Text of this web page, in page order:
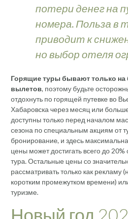
потери денег на
номера. Польза в
приводит к
но выбор отеля
Горящие туры бывают только
вылетов, поэтому будьте
отдохнуть по горящей путевке во
Хабаровска через месяц или
доступны только перед началом
сезона по специальным акциям от
бронирование, и здесь
цены может достигать всего до
тура. Остальные цены со
рассматривать только как рекламу
коротким промежутком времени)
туризме.
Новый год